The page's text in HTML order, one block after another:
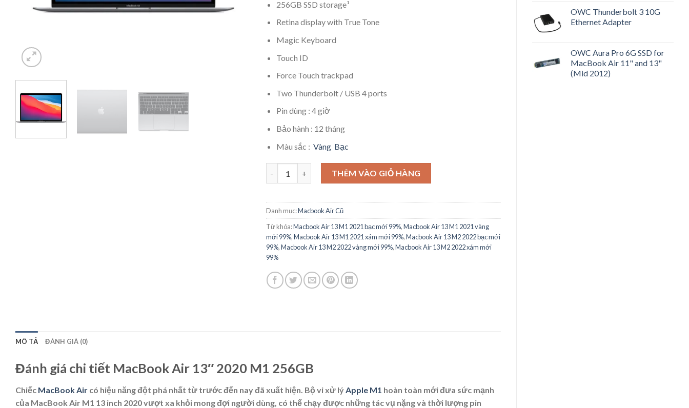
OWC Thunderbolt 3 10G
Ethernet Adapter
OWC Aura Pro 6G SSD for
MacBook Air 11" and 13"
(Mid 2012)
256GB SSD storage¹
Retina display with True Tone
Magic Keyboard
Touch ID
Force Touch trackpad
Two Thunderbolt / USB 4 ports
Pin dùng : 4 giờ
Bảo hành : 12 tháng
Màu sắc :Vàng Bạc
MacBook Air 13" 2020 M1 256GB Xám Mới 99% số lượng
THÊM VÀO GIỎ HÀNG
Danh mục:Macbook Air Cũ
Từ khóa:Macbook Air 13 M1 2021 bạc mới 99%,Macbook Air 13 M1 2021 vàng
mới 99%,Macbook Air 13 M1 2021 xám mới 99%,Macbook Air 13 M2 2022 bạc mới
99%,Macbook Air 13 M2 2022 vàng mới 99%,Macbook Air 13 M2 2022 xám mới
99%
MÔ TẢ ĐÁNH GIÁ (0)
Đánh giá chi tiết MacBook Air 13″ 2020 M1 256GB
Chiếc MacBook Air có hiệu năng đột phá nhất từ trước đến nay đã xuất hiện. Bộ vi xử lýApple M1 hoàn toàn mới đưa sức mạnh
của MacBook Air M1 13 inch 2020 vượt xa khỏi mong đợi người dùng, có thể chạy được những tác vụ nặng và thời lượng pin